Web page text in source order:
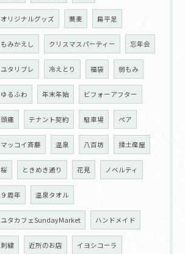
オリジナルグッズ 蕎麦 扁平足
もみかえし クリスマスパーティー 忘年会
ユタリブレ 冷えとり 福袋 弱もみ
ゆるふわ 年末年始 ビフォーアフター
頭痛 テナント契約 駐車場 ペア
マッコイ斉藤 温泉 八百坊 揉土産屋
桜 ときめき通り 花見 ノベルティ
９周年 温泉タオル
ユタカフェSundayMarket ハンドメイド
刺繍 近所のお店 イヨシコーラ